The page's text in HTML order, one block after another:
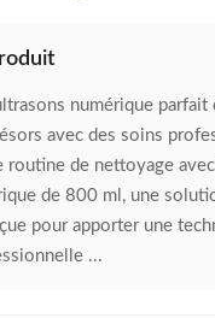
numérique parfait
avec des soins
routine de nettoyage
de 800 ml, une
pour apporter une
...